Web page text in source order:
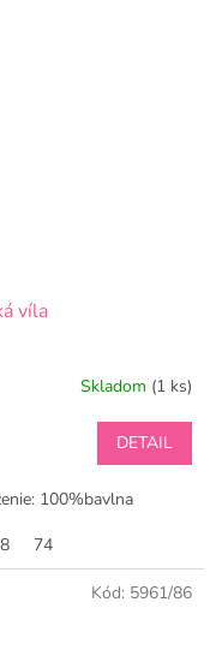
víla
Skladom (1 ks)
DETAIL
100%bavlna
74
Kód: 5961/86